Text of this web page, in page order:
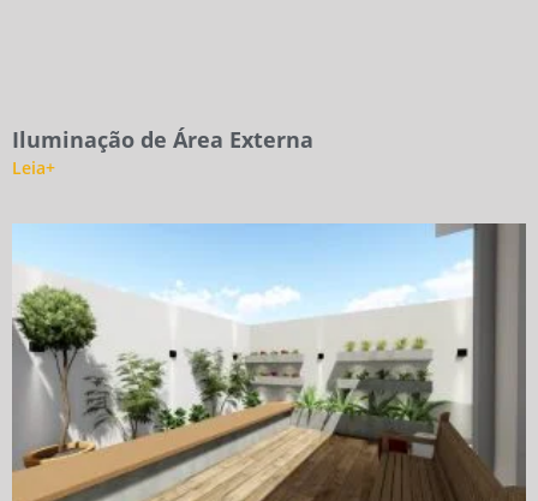
Iluminação de Área Externa
Leia+